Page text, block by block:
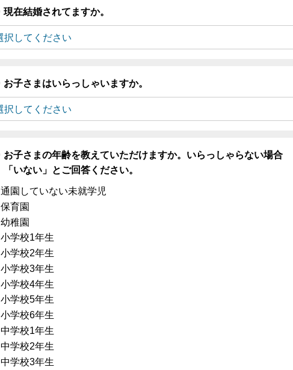
現在結婚されてますか。
お子さまはいらっしゃいますか。
お子さまの年齢を教えていただけますか。いらっしゃらない場合
「いない」とご回答ください。
通園していない未就学児
保育園
幼稚園
小学校1年生
小学校2年生
小学校3年生
小学校4年生
小学校5年生
小学校6年生
中学校1年生
中学校2年生
中学校3年生